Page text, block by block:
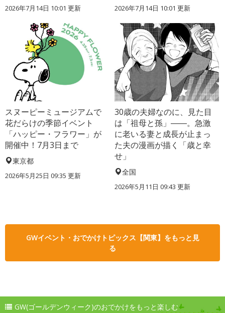
2026年7月14日 10:01 更新 2026年7月14日 10:01 更新
スヌーピーミュージアムで
花だらけの季節イベント
「ハッピー・フラワー」が
開催中！7月3日まで
東京都
2026年5月25日 09:35 更新
30歳の夫婦なのに、見た目
は「祖母と孫」――。急激
に老いる妻と成長が止まっ
た夫の漫画が描く「歳と幸
せ」
全国
2026年5月11日 09:43 更新
GWイベント・おでかけトピックス【関東】をもっと見
る
GW(ゴールデンウィーク)のおでかけをもっと楽しむ